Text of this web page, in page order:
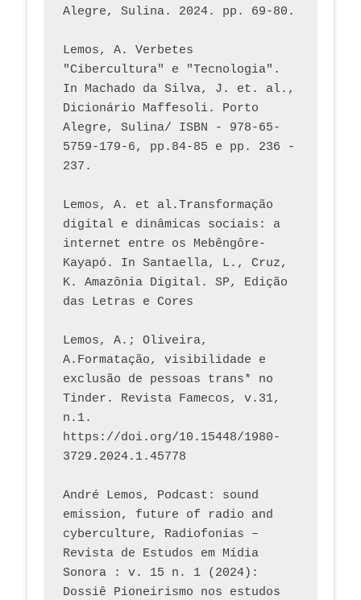
Lemos, A. Verbetes
"Cibercultura" e "Tecnologia".
In Machado da Silva, J. et. al.,
Dicionário Maffesoli. Porto
Alegre, Sulina/ ISBN - 978-65-
5759-179-6, pp.84-85 e pp. 236 -
237.
Lemos, A. et al.Transformação
digital e dinâmicas sociais: a
internet entre os Mebêngôre-
Kayapó. In Santaella, L., Cruz,
K. Amazônia Digital. SP, Edição
das Letras e Cores
Lemos, A.; Oliveira,
A.Formatação, visibilidade e
exclusão de pessoas trans* no
Tinder. Revista Famecos, v.31,
n.1.
https://doi.org/10.15448/1980-
3729.2024.1.45778
André Lemos, Podcast: sound
emission, future of radio and
cyberculture, Radiofonias –
Revista de Estudos em Mídia
Sonora : v. 15 n. 1 (2024):
Dossiê Pioneirismo nos estudos